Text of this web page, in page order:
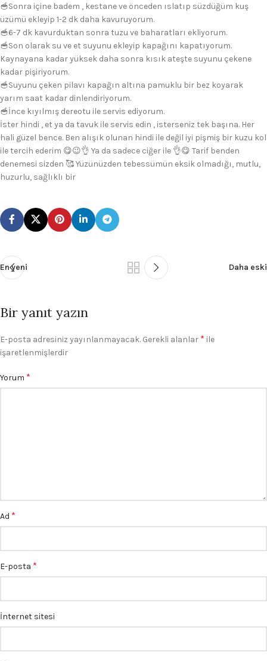
🥣Sonra içine badem , kestane ve önceden ıslatıp süzdüğüm kuş
üzümü ekleyip 1-2 dk daha kavuruyorum.
🥣6-7 dk kavurduktan sonra tuzu ve baharatları ekliyorum.
🥣Son olarak su ve et suyunu ekleyip kapağını kapatıyorum.
Kaynayana kadar yüksek daha sonra kısık ateşte suyunu çekene
kadar pişiriyorum.
🥣Suyunu çeken pilavı kapağın altına pamuklu bir bez koyarak
yarım saat kadar dinlendiriyorum.
🥣İnce kıyılmış dereotu ile servis ediyorum.
İster hindi , et ya da tavuk ile servis edin , isterseniz tek başına. Her
hali güzel bence. Ben alışık olunan hindi ile değil iyi pişmiş bir kuzu kol
ile tercih ederim 😋😉👌 Ya da sadece ciğer ile 👌😋 Tarif benden
denemesi sizden 🥰 Yüzünüzden tebessümün eksik olmadığı, mutlu,
huzurlu, sağlıklı bir
En yeni Daha eski
Bir yanıt yazın
E-posta adresiniz yayınlanmayacak. Gerekli alanlar * ile
işaretlenmişlerdir
Yorum *
Ad *
E-posta *
İnternet sitesi